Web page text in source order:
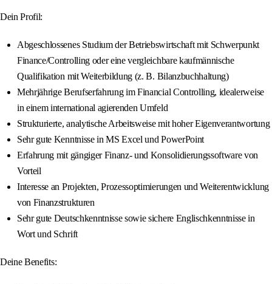
Dein Profil:
Abgeschlossenes Studium der Betriebswirtschaft mit Schwerpunkt
Finance/Controlling oder eine vergleichbare kaufmännische
Qualifikation mit Weiterbildung (z. B. Bilanzbuchhaltung)
Mehrjährige Berufserfahrung im Financial Controlling, idealerweise
in einem international agierenden Umfeld
Strukturierte, analytische Arbeitsweise mit hoher Eigenverantwortung
Sehr gute Kenntnisse in MS Excel und PowerPoint
Erfahrung mit gängiger Finanz- und Konsolidierungssoftware von
Vorteil
Interesse an Projekten, Prozessoptimierungen und Weiterentwicklung
von Finanzstrukturen
Sehr gute Deutschkenntnisse sowie sichere Englischkenntnisse in
Wort und Schrift
Deine Benefits: